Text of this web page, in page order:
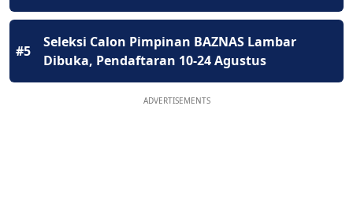
#5
Seleksi Calon Pimpinan BAZNAS Lambar
Dibuka, Pendaftaran 10-24 Agustus
ADVERTISEMENTS